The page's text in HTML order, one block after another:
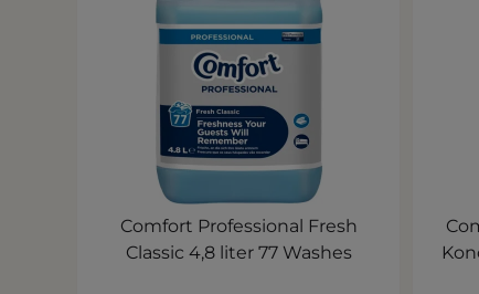
Comfort Professional Fresh
Classic 4,8 liter 77 Washes